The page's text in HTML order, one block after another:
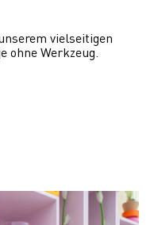
vielseitigen
ohne Werkzeug.